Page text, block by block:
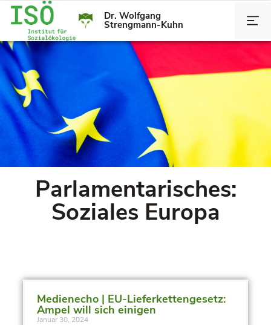
Dr. Wolfgang
Strengmann-Kuhn
Parlamentarisches:
Soziales Europa
Medienecho | EU-Lieferkettengesetz:
Ampel will sich einigen
Januar 30, 2024